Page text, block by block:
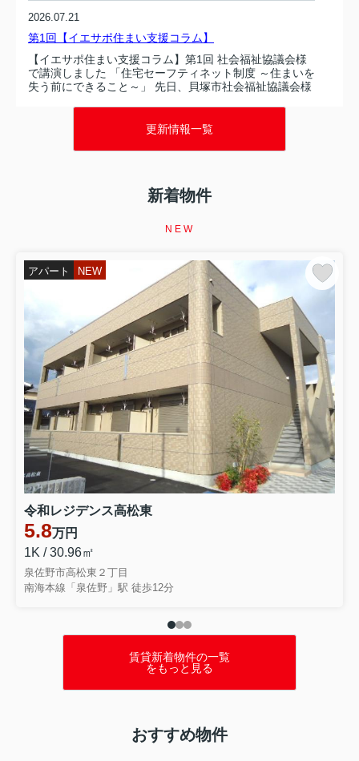
2026.07.21
第1回【イエサポ住まい支援コラム】
【イエサポ住まい支援コラム】第1回 社会福祉協議会様
で講演しました 「住宅セーフティネット制度 ～住まいを
失う前にできること～」 先日、貝塚市社会福祉協議会様
を行いました。講演では、住まいを失...
更新情報一覧
新着物件
NEW
アパート NEW
令和レジデンス高松東
5.8万円
1K / 30.96㎡
泉佐野市高松東２丁目
南海本線「泉佐野」駅 徒歩12分
賃貸新着物件の一覧
をもっと見る
おすすめ物件